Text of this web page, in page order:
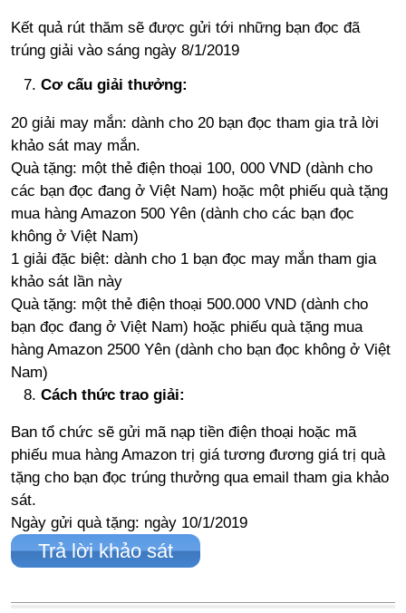
Kết quả rút thăm sẽ được gửi tới những bạn đọc đã
trúng giải vào sáng ngày 8/1/2019
Cơ cấu giải thưởng:
20 giải may mắn: dành cho 20 bạn đọc tham gia trả lời
khảo sát may mắn.
Quà tặng: một thẻ điện thoại 100, 000 VND (dành cho
các bạn đọc đang ở Việt Nam) hoặc một phiếu quà tặng
mua hàng Amazon 500 Yên (dành cho các bạn đọc
không ở Việt Nam)
1 giải đặc biệt: dành cho 1 bạn đọc may mắn tham gia
khảo sát lần này
Quà tặng: một thẻ điện thoại 500.000 VND (dành cho
bạn đọc đang ở Việt Nam) hoặc phiếu quà tặng mua
hàng Amazon 2500 Yên (dành cho bạn đọc không ở Việt
Nam)
Cách thức trao giải:
Ban tổ chức sẽ gửi mã nạp tiền điện thoại hoặc mã
phiếu mua hàng Amazon trị giá tương đương giá trị quà
tặng cho bạn đọc trúng thưởng qua email tham gia khảo
sát.
Ngày gửi quà tặng: ngày 10/1/2019
Trả lời khảo sát